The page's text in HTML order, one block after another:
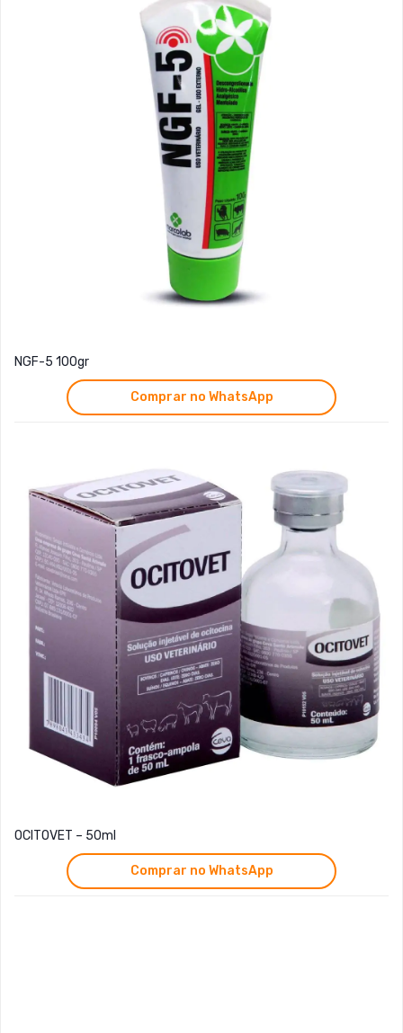
NGF-5 100gr
Comprar no WhatsApp
OCITOVET – 50ml
Comprar no WhatsApp